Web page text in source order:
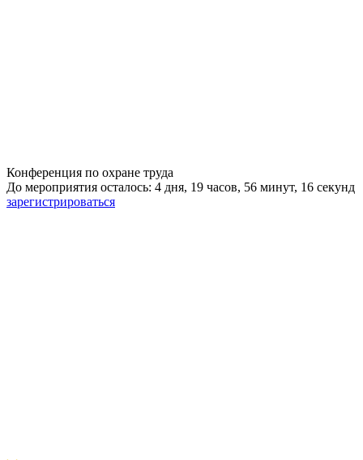
Конференция по охране труда
До мероприятия осталось: 4 дня, 19 часов, 56 минут, 15 секунд
зарегистрироваться